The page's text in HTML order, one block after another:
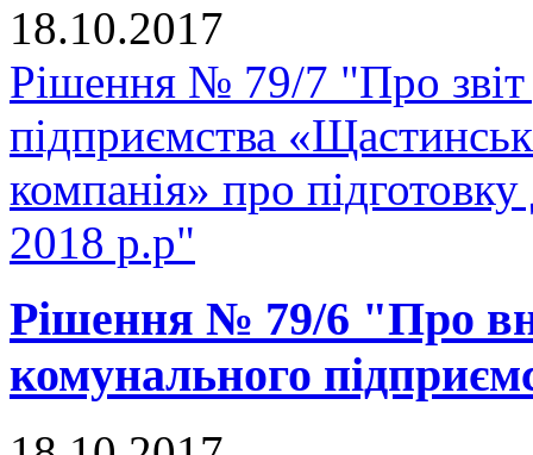
18.10.2017
Рішення № 79/7 "Про звіт
підприємства
компанія» про
2018 р.р"
Рішення № 79/6 "Про
комунального